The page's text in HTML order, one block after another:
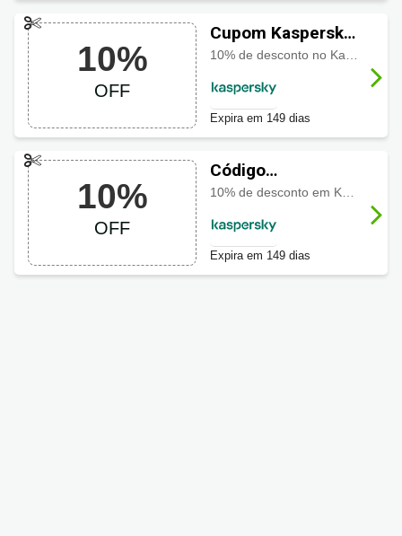
10%
OFF
Cupom Kaspersky
com 10% OFF
Expira em 149 dias
10%
OFF
Código
promocional
10% OFF
Expira em 149 dias